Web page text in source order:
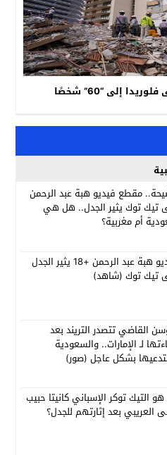
إلى “60” شخصًا
مقطع فيديو هبة عبد الرحمن
تيك توك يثير الجدل.. هل هي
أم مغربية؟
فيديو هبة عبد الرحمن +18 يثير الجدل
تيك توك (شاهد)
القاضي تتصدر التريند بعد
لـ الإمارات.. والسعودية
بشكل عاجل (صور)
التيك توكر الإسباني كانيتا حبيب
العريبي بعد إثارتهم للجدل؟